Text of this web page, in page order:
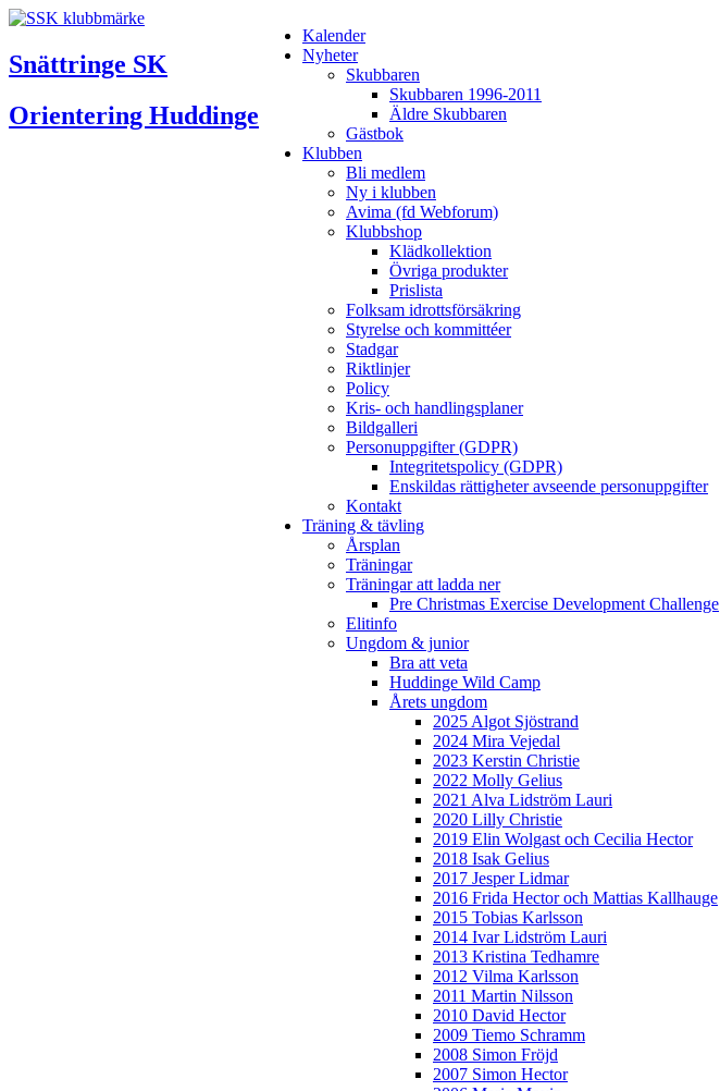
Snättringe SK
Orientering Huddinge
Kalender
Nyheter
Skubbaren
Skubbaren 1996-2011
Äldre Skubbaren
Gästbok
Klubben
Bli medlem
Ny i klubben
Avima (fd Webforum)
Klubbshop
Klädkollektion
Övriga produkter
Prislista
Folksam idrottsförsäkring
Styrelse och kommittéer
Stadgar
Riktlinjer
Policy
Kris- och handlingsplaner
Bildgalleri
Personuppgifter (GDPR)
Integritetspolicy (GDPR)
Enskildas rättigheter avseende personuppgifter
Kontakt
Träning & tävling
Årsplan
Träningar
Träningar att ladda ner
Pre Christmas Exercise Development Challenge
Elitinfo
Ungdom & junior
Bra att veta
Huddinge Wild Camp
Årets ungdom
2025 Algot Sjöstrand
2024 Mira Vejedal
2023 Kerstin Christie
2022 Molly Gelius
2021 Alva Lidström Lauri
2020 Lilly Christie
2019 Elin Wolgast och Cecilia Hector
2018 Isak Gelius
2017 Jesper Lidmar
2016 Frida Hector och Mattias Kallhauge
2015 Tobias Karlsson
2014 Ivar Lidström Lauri
2013 Kristina Tedhamre
2012 Vilma Karlsson
2011 Martin Nilsson
2010 David Hector
2009 Tiemo Schramm
2008 Simon Fröjd
2007 Simon Hector